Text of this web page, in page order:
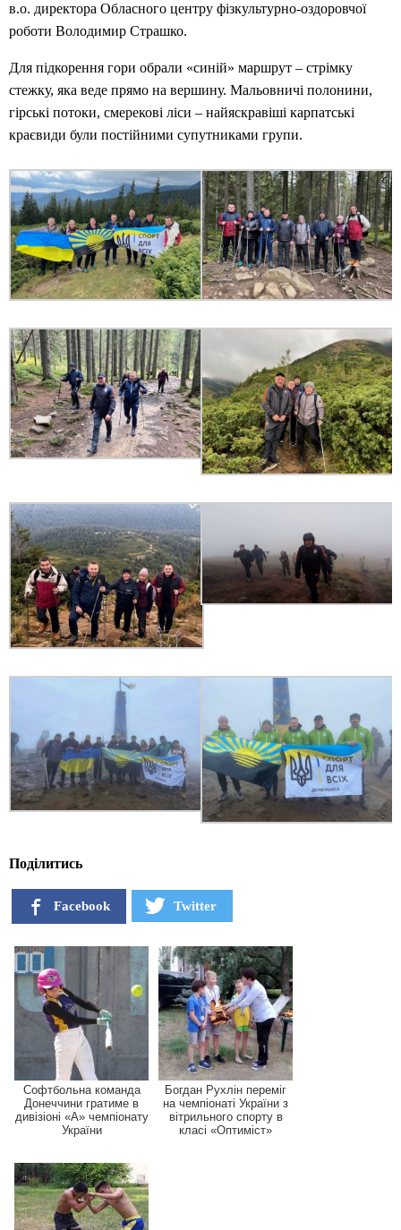
в.о. директора Обласного центру фізкультурно-оздоровчої
роботи Володимир Страшко.
Для підкорення гори обрали «синій» маршрут – стрімку
стежку, яка веде прямо на вершину. Мальовничі полонини,
гірські потоки, смерекові ліси – найяскравіші карпатські
краєвиди були постійними супутниками групи.
Поділитись
Facebook Twitter
Софтбольна команда
Донеччини гратиме в
дивізіоні «А» чемпіонату
України
Богдан Рухлін переміг
на чемпіонаті України з
вітрильного спорту в
класі «Оптиміст»